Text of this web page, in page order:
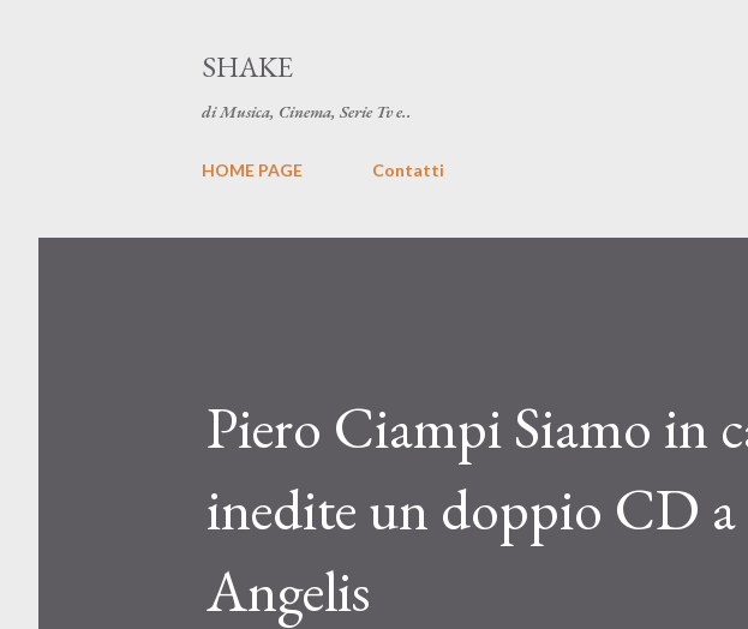
SHAKE
di Musica, Cinema, Serie Tv e..
HOME PAGE Contatti
Piero Ciampi Siamo in
inedite un doppio CD
Angelis